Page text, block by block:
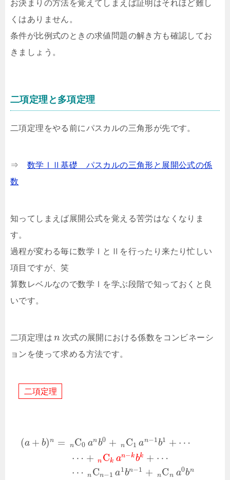
お決まりの方法を覚えてしまえば証明はそれほど難し
くはありません。
条件が比例式のときの求値問題の解き方も確認してお
きましょう。
二項定理と多項定理
二項定理をやる前にパスカルの三角形が先です。
⇒ 数学ⅠⅡ基礎 パスカルの三角形と展開公式の係
数
知ってしまえば展開公式を覚える苦労はなくなりま
す。
過程が変わる毎に数学ⅠとⅡを行ったり来たり忙しい
項目ですが、笑
算数レベルなので数学Ⅰを学ぶ段階で知っておくと良
いです。
二項定理は n 次式の展開における係数をコンビネーシ
ョンを使って求める方法です。
二項定理
(a + b)n = nC0 anb0 + n C1 an−1b1 + ⋯
⋯ + n Ck an−kbk + ⋯
⋯
n Cn−1 a1bn−1 + nCn a0bn